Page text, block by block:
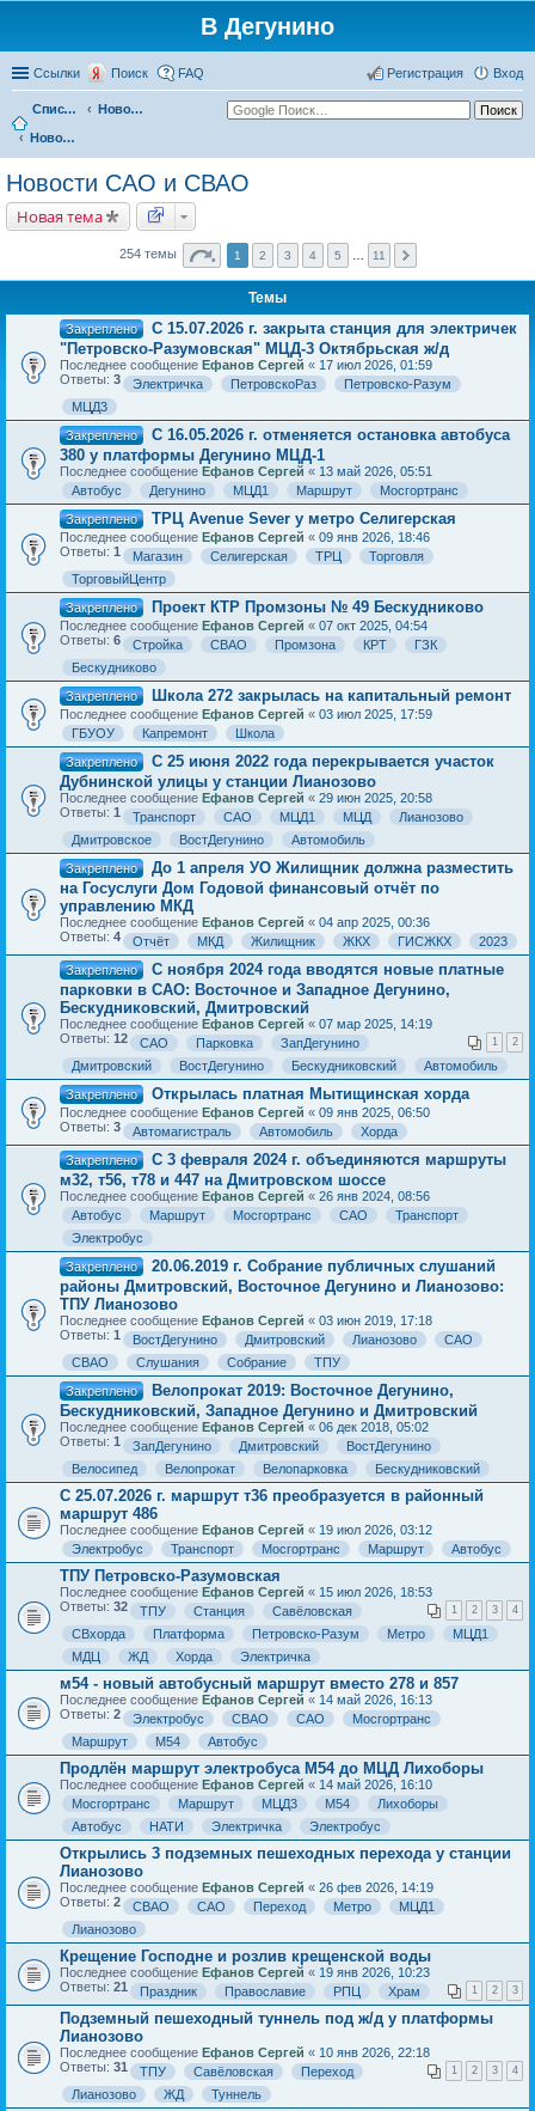
В Дегунино
Ссылки Поиск FAQ Вход
Регистрация
Список форумов
Новости
Новости САО и СВАО
Новости САО и СВАО
Новая тема
254 темы 1 2 3 4 5 11
Темы
Закреплено
С 15.07.2026 г. закрыта станция для электричек
"Петровско-Разумовская" МЦД-3 Октябрьская ж/д
Последнее сообщение Ефанов Сергей « 17 июл 2026, 01:59
Ответы: 3 Электричка ПетровскоРаз
Петровско-Разум
МЦД3
Закреплено
С 16.05.2026 г. отменяется остановка автобуса
380 у платформы Дегунино МЦД-1
Последнее сообщение Ефанов Сергей « 13 май 2026, 05:51
Автобус
Дегунино МЦД1 Маршрут
Мосгортранс
Закреплено
ТРЦ Avenue Sever у метро Селигерская
Последнее сообщение Ефанов Сергей « 09 янв 2026, 18:46
Ответы: 1 Магазин Селигерская ТРЦ
Торговля
ТорговыйЦентр
Закреплено
Проект КТР Промзоны № 49 Бескудниково
Последнее сообщение Ефанов Сергей « 07 окт 2025, 04:54
Ответы: 6 Стройка СВАО Промзона КРТ
ГЗК
Бескудниково
Закреплено
Школа 272 закрылась на капитальный ремонт
Последнее сообщение Ефанов Сергей « 03 июл 2025, 17:59
ГБУОУ
Капремонт
Школа
Закреплено
С 25 июня 2022 года перекрывается участок
Дубнинской улицы у станции Лианозово
Последнее сообщение Ефанов Сергей « 29 июн 2025, 20:58
Ответы: 1 Транспорт САО МЦД1 МЦД
Лианозово
Дмитровское
ВостДегунино
Автомобиль
Закреплено
До 1 апреля УО Жилищник должна разместить
на Госуслуги Дом Годовой финансовый отчёт по
управлению МКД
Последнее сообщение Ефанов Сергей « 04 апр 2025, 00:36
Ответы: 4 Отчёт МКД Жилищник ЖКХ ГИСЖКХ
2023
Закреплено
С ноября 2024 года вводятся новые платные
парковки в САО: Восточное и Западное Дегунино,
Бескудниковский, Дмитровский
Последнее сообщение Ефанов Сергей « 07 мар 2025, 14:19
Ответы: 12 1 2
САО Парковка
ЗапДегунино
Дмитровский
ВостДегунино Бескудниковский
Автомобиль
Закреплено
Открылась платная Мытищинская хорда
Последнее сообщение Ефанов Сергей « 09 янв 2025, 06:50
Ответы: 3 Автомагистраль Автомобиль
Хорда
Закреплено
С 3 февраля 2024 г. объединяются маршруты
м32, т56, т78 и 447 на Дмитровском шоссе
Последнее сообщение Ефанов Сергей « 26 янв 2024, 08:56
Автобус
Маршрут Мосгортранс САО
Транспорт
Электробус
Закреплено
20.06.2019 г. Собрание публичных слушаний
районы Дмитровский, Восточное Дегунино и Лианозово:
ТПУ Лианозово
Последнее сообщение Ефанов Сергей « 03 июн 2019, 17:18
Ответы: 1 ВостДегунино Дмитровский Лианозово
САО
СВАО
Слушания Собрание
ТПУ
Закреплено
Велопрокат 2019: Восточное Дегунино,
Бескудниковский, Западное Дегунино и Дмитровский
Последнее сообщение Ефанов Сергей « 06 дек 2018, 05:02
Ответы: 1 ЗапДегунино Дмитровский
ВостДегунино
Велосипед
Велопрокат Велопарковка Бескудниковский
С 25.07.2026 г. маршрут т36 преобразуется в районный
маршрут 486
Последнее сообщение Ефанов Сергей « 19 июл 2026, 03:12
Электробус
Транспорт Мосгортранс Маршрут Автобус
ТПУ Петровско-Разумовская
Последнее сообщение Ефанов Сергей « 15 июл 2026, 18:53
Ответы: 32 1 2 3 4
ТПУ Станция
Савёловская
СВхорда
Платформа Петровско-Разум Метро
МЦД1
МДЦ
ЖД Хорда Электричка
м54 - новый автобусный маршрут вместо 278 и 857
Последнее сообщение Ефанов Сергей « 14 май 2026, 16:13
Ответы: 2 Электробус СВАО САО
Мосгортранс
Маршрут
М54 Автобус
Продлён маршрут электробуса М54 до МЦД Лихоборы
Последнее сообщение Ефанов Сергей « 14 май 2026, 16:10
Мосгортранс
Маршрут МЦД3 М54
Лихоборы
Автобус
НАТИ Электричка Электробус
Открылись 3 подземных пешеходных перехода у станции
Лианозово
Последнее сообщение Ефанов Сергей « 26 фев 2026, 14:19
Ответы: 2 СВАО САО Переход Метро
МЦД1
Лианозово
Крещение Господне и розлив крещенской воды
Последнее сообщение Ефанов Сергей « 19 янв 2026, 10:23
Ответы: 21 1 2 3
Праздник Православие РПЦ Храм
Подземный пешеходный туннель под ж/д у платформы
Лианозово
Последнее сообщение Ефанов Сергей « 10 янв 2026, 22:18
Ответы: 31 1 2 3 4
ТПУ Савёловская
Переход
Лианозово
ЖД Туннель